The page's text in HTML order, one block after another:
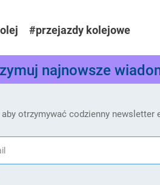
#przejazdy kolejowe
najnowsze
otrzymywać codzienny newsletter